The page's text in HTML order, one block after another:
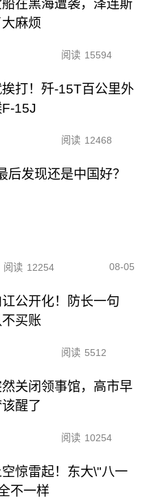
在黑海遭袭，泽连斯
麻烦
阅读 15594
打！歼-15T百公里外
15J
阅读 12468
发现还是中国好？
阅读 12254 08-05
公开化！防长一句
买账
阅读 5512
关闭领事馆，高市早
醒了
阅读 10254
惊雷起！东大\"八一
不一样